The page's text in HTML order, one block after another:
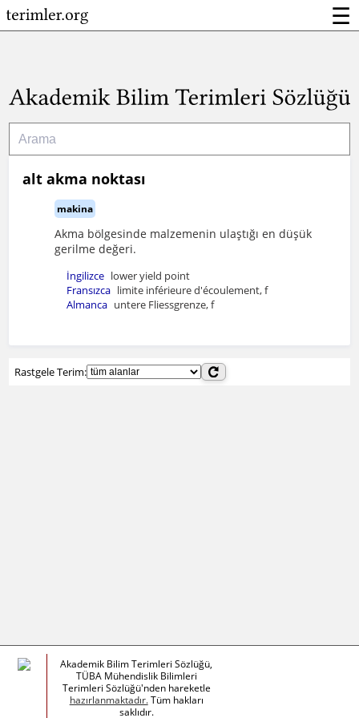
☰
alt akma noktası
makina
Akma bölgesinde malzemenin ulaştığı en düşük
gerilme değeri.
İngilizce lower yield point
Fransızca limite inférieure d'écoulement, f
Almanca untere Fliessgrenze, f
Rastgele Terim:
Akademik Bilim Terimleri Sözlüğü,
TÜBA Mühendislik Bilimleri
Terimleri Sözlüğü'nden hareketle
hazırlanmaktadır.Tüm hakları
saklıdır.